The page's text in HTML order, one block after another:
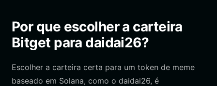
Por que escolher a carteira
Bitget para daidai26?
Escolher a carteira certa para um token de meme
baseado em Solana, como o daidai26, é